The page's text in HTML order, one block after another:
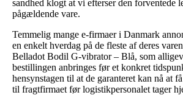
sandhed klogt at vi efterser den forventede
pågældende vare.
Temmelig mange e-firmaer i Danmark
en enkelt hverdag på de fleste af deres
Belladot Bodil G-vibrator – Blå, som
bestillingen anbringes før et konkret
hensynstagen til at de garanteret kan nå at
til fragtfirmaet før logistikpersonalet tager